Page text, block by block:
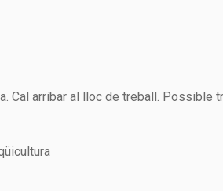
Cal arribar al lloc de treball. Possible